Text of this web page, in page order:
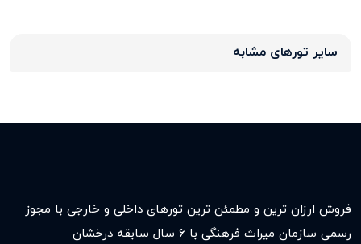
سایر تورهای مشابه
فروش ارزان ترین و مطمئن ترین تورهای داخلی و خارجی با مجوز
رسمی سازمان میراث فرهنگی با ۶ سال سابقه درخشان